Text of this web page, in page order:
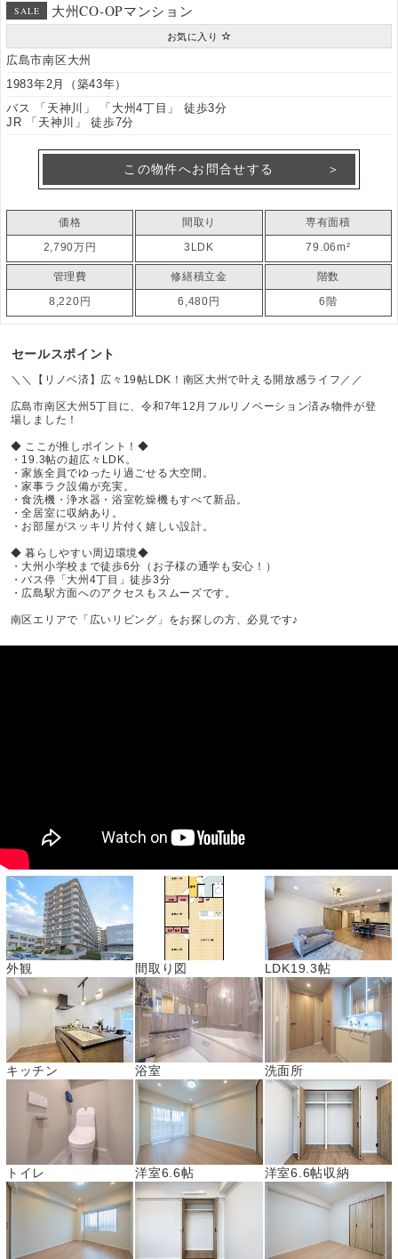
SALE 大州CO-OPマンション
お気に入り
広島市南区大州
1983年2月（築43年）
バス 「天神川」 「大州4丁目」 徒歩3分
JR 「天神川」 徒歩7分
この物件へお問合せする
価格
2,790万円
間取り
3LDK
専有面積
79.06m²
管理費
8,220円
修繕積立金
6,480円
階数
6階
セールスポイント
＼＼【リノベ済】広々19帖LDK！南区大州で叶える開放感ライフ／／
広島市南区大州5丁目に、令和7年12月フルリノベーション済み物件が登
場しました！
◆ ここが推しポイント！◆
・19.3帖の超広々LDK。
・家族全員でゆったり過ごせる大空間。
・家事ラク設備が充実。
・食洗機・浄水器・浴室乾燥機もすべて新品。
・全居室に収納あり。
・お部屋がスッキリ片付く嬉しい設計。
◆ 暮らしやすい周辺環境◆
・大州小学校まで徒歩6分（お子様の通学も安心！）
・バス停「大州4丁目」徒歩3分
・広島駅方面へのアクセスもスムーズです。
南区エリアで「広いリビング」をお探しの方、必見です♪
外観 間取り図 LDK19.3帖
キッチン 浴室 洗面所
トイレ 洋室6.6帖 洋室6.6帖収納